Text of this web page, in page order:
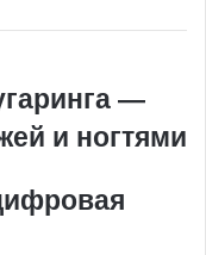
—
и ногтями